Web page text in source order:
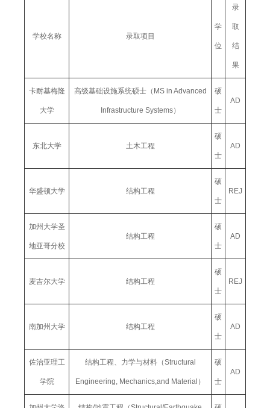
学校名称 录取项目
学
位
录
取
结
果
卡耐基梅隆
大学
高级基础设施系统硕士（MS in Advanced
Infrastructure Systems）
硕
士
AD
东北大学 土木工程
硕
士
AD
华盛顿大学 结构工程
硕
士
REJ
加州大学圣
地亚哥分校
结构工程
硕
士
AD
麦吉尔大学 结构工程
硕
士
REJ
南加州大学 结构工程
硕
士
AD
佐治亚理工
学院
结构工程、力学与材料（Structural
Engineering, Mechanics,and Material）
硕
士
AD